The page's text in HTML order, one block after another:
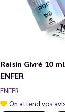
Raisin Givré 10
ENFER
ENFER
On attend vos avis